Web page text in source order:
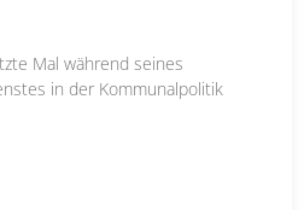
Mal während seines
in der Kommunalpolitik